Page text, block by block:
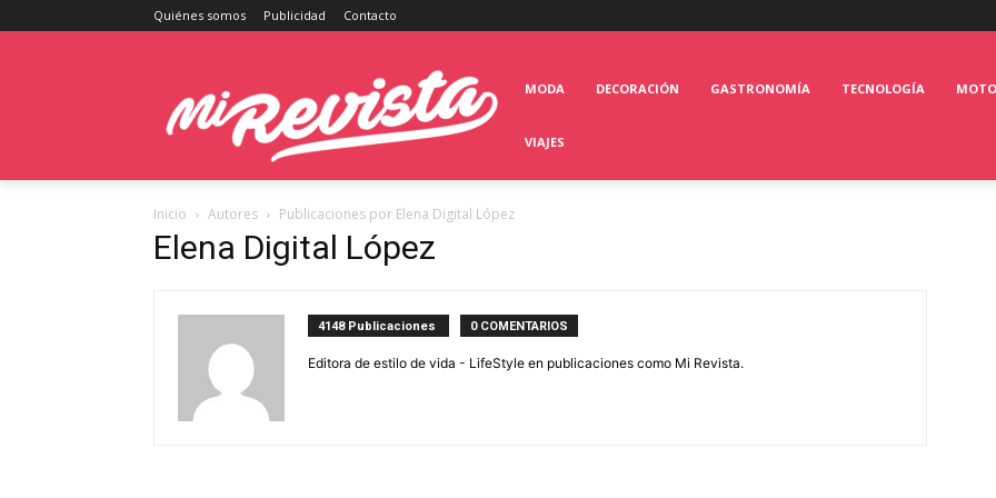
Quiénes somos Publicidad Contacto
MODA DECORACIÓN GASTRONOMÍA TECNOLOGÍA
VIAJES
Inicio Autores Publicaciones por Elena Digital López
Elena Digital López
4148 Publicaciones 0 COMENTARIOS
Editora de estilo de vida - LifeStyle en publicaciones como Mi Revista.